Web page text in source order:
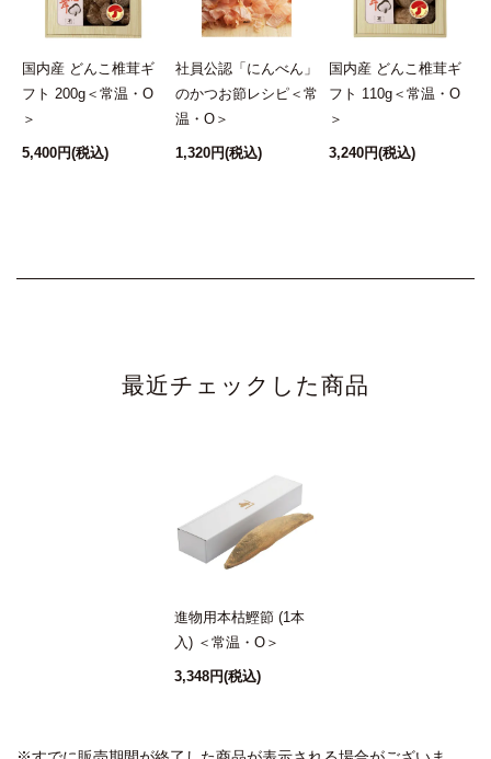
国内産 どんこ椎茸ギ
フト 200g＜常温・O
＞
5,400円(税込)
社員公認「にんべん」
のかつお節レシピ＜常
温・O＞
1,320円(税込)
国内産 どんこ椎茸ギ
フト 110g＜常温・O
＞
3,240円(税込)
最近チェックした商品
進物用本枯鰹節 (1本
入) ＜常温・O＞
3,348円(税込)